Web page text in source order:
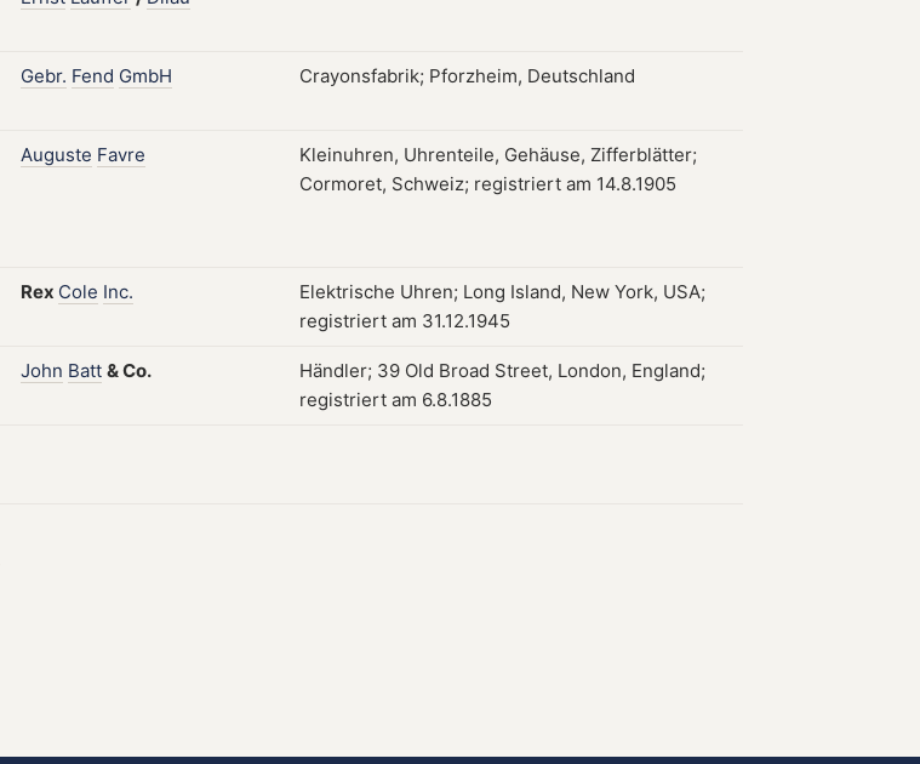
Gebr. Fend GmbH Crayonsfabrik; Pforzheim, Deutschland
Auguste Favre
Kleinuhren, Uhrenteile, Gehäuse, Zifferblätter;
Cormoret, Schweiz; registriert am 14.8.1905
Rex Cole Inc.
Elektrische Uhren; Long Island, New York, USA;
registriert am 31.12.1945
John Batt &Co.
Händler; 39 Old Broad Street, London, England;
registriert am 6.8.1885